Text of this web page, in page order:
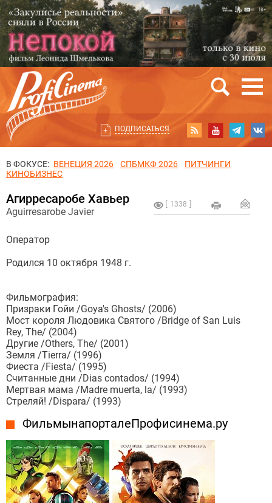
ПОДПИСАТЬСЯ
В ФОКУСЕ: ВЕНЕЦИЯ 2026 СПБМКФ 2026
ПИТЧИНГИ
КИНОБИЗНЕС
1338
Агирресаробе Хавьер
Aguirresarobe Javier
Оператор
Родился 10 октября 1948 г.
Фильмография:
Призраки Гойи /Goya's Ghosts/ (2006)
Мост короля Людовика Святого /Bridge of San Luis
Rey, The/ (2004)
Другие /Others, The/ (2001)
Земля /Tierra/ (1996)
Фиеста /Fiesta/ (1995)
Считанные дни /Dias contados/ (1994)
Мертвая мама /Madre muerta, la/ (1993)
Стреляй! /Dispara/ (1993)
Фильмы на портале Профисинема.ру